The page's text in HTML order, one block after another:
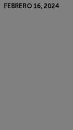
FEBRERO 16, 2024